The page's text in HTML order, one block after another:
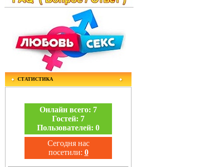
СТАТИСТИКА
Онлайн всего: 7
Гостей: 7
Пользователей: 0
Сегодня нас
посетили: 0